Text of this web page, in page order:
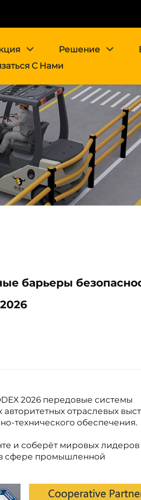
Решение
С Нами
барьеры
2026 передовые системы
отраслевых
технического обеспечения.
и соберёт мировых лидеров
сфере промышленной